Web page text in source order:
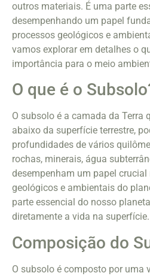
outros materiais. É uma parte
desempenhando um papel
processos geológicos e
vamos explorar em detalhes o
importância para o meio
O que é o
O subsolo é a camada da Terra
abaixo da superfície terrestre,
profundidades de vários
rochas, minerais, água
desempenham um papel crucial
geológicos e ambientais do
parte essencial do nosso
diretamente a vida na superfície.
Composição do
O subsolo é composto por uma